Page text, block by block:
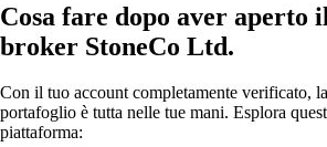
Cosa fare dopo aver aperto
broker StoneCo Ltd.
Con il tuo account completamente verificato,
portafoglio è tutta nelle tue mani. Esplora
piattaforma: